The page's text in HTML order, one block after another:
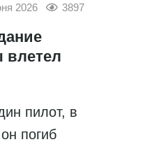
2026 3897
влетел
пилот, в
погиб